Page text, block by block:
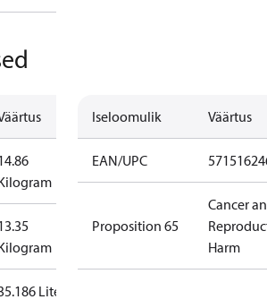
Liter
Iseloomulik Väärtus
EAN/UPC
Proposition 65
Cancer
Harm